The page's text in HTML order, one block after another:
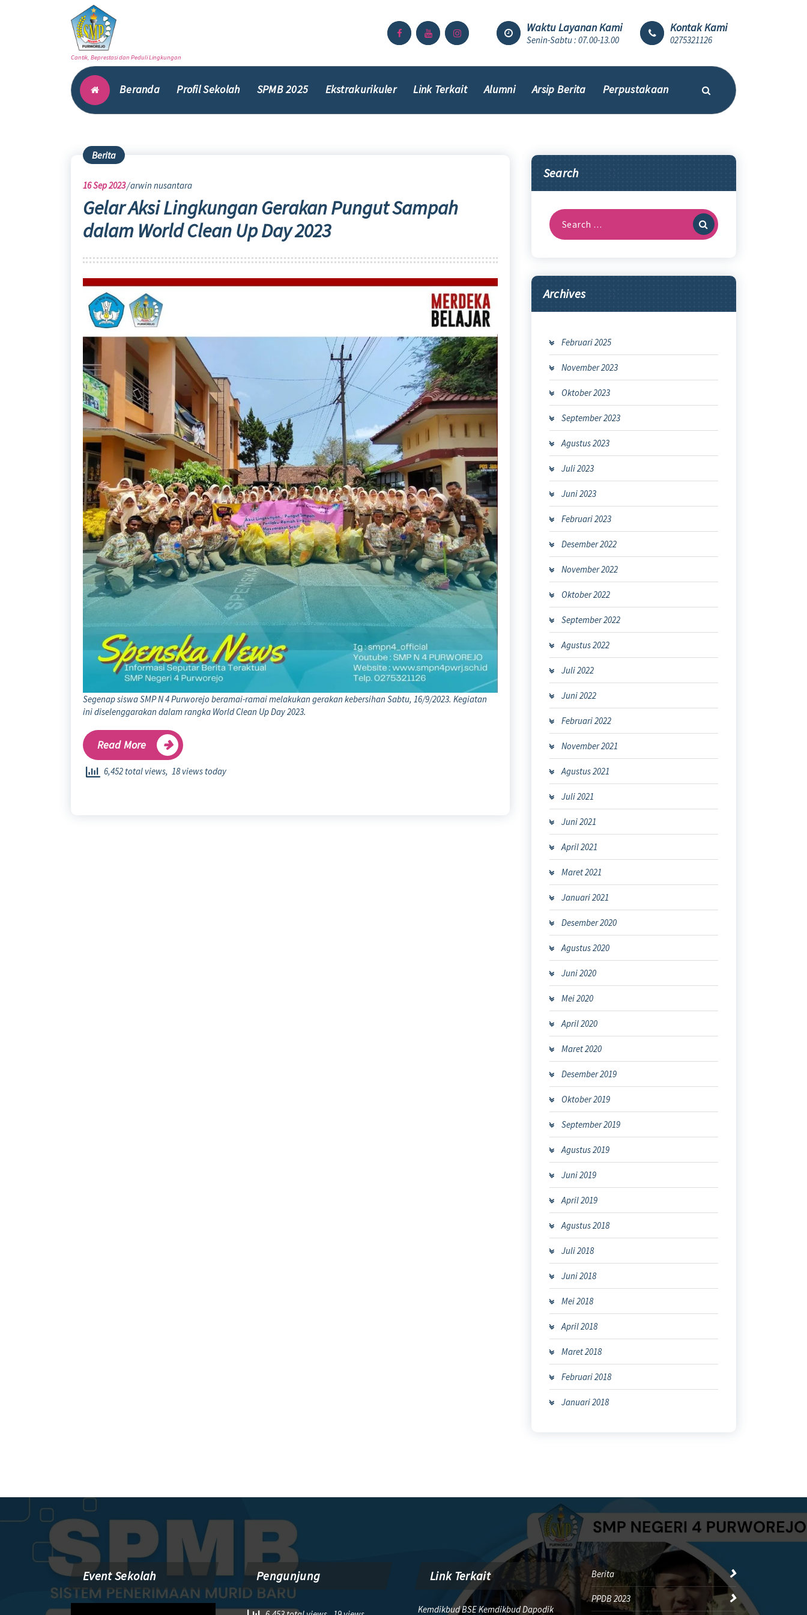
Cantik, Beprestasi dan Peduli Lingkungan
Waktu Layanan Kami
Senin-Sabtu : 07.00-13.00
Kontak Kami
0275321126
Beranda Profil Sekolah SPMB 2025 Ekstrakurikuler Link Terkait Alumni Arsip Berita Perpustakaan
Berita
16Sep 2023 arwin nusantara
Gelar Aksi Lingkungan Gerakan Pungut Sampah
dalam World Clean Up Day 2023
Segenap siswa SMP N 4 Purworejo beramai-ramai melakukan gerakan kebersihan Sabtu, 16/9/2023. Kegiatan
ini diselenggarakan dalam rangka World Clean Up Day 2023.
Read More
6,452 total views, 18 views today
Search
Search
for:
Archives
Februari 2025
November 2023
Oktober 2023
September 2023
Agustus 2023
Juli 2023
Juni 2023
Februari 2023
Desember 2022
November 2022
Oktober 2022
September 2022
Agustus 2022
Juli 2022
Juni 2022
Februari 2022
November 2021
Agustus 2021
Juli 2021
Juni 2021
April 2021
Maret 2021
Januari 2021
Desember 2020
Agustus 2020
Juni 2020
Mei 2020
April 2020
Maret 2020
Desember 2019
Oktober 2019
September 2019
Agustus 2019
Juni 2019
April 2019
Agustus 2018
Juli 2018
Juni 2018
Mei 2018
April 2018
Maret 2018
Februari 2018
Januari 2018
Event Sekolah
Pemutar
Pengunjung Link Terkait
Kemdikbud BSE Kemdikbud Dapodik
Berita
PPDB 2023